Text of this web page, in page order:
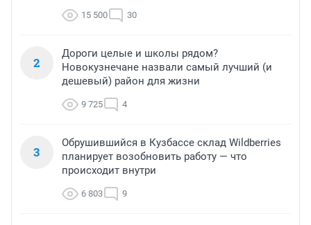
15 500 30
2
Дороги целые и школы рядом?
Новокузнечане назвали самый лучший (и
дешевый) район для жизни
9 725 4
3
Обрушившийся в Кузбассе склад Wildberries
планирует возобновить работу — что
происходит внутри
6 803 9